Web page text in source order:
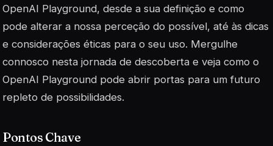
OpenAI Playground, desde a sua definição e como
pode alterar a nossa perceção do possível, até às dicas
e considerações éticas para o seu uso. Mergulhe
connosco nesta jornada de descoberta e veja como o
OpenAI Playground pode abrir portas para um futuro
repleto de possibilidades.
Pontos Chave